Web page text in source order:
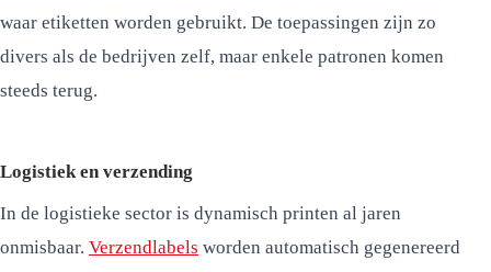
waar etiketten worden gebruikt. De toepassingen zijn zo
divers als de bedrijven zelf, maar enkele patronen komen
steeds terug.
Logistiek en verzending
In de logistieke sector is dynamisch printen al jaren
onmisbaar. Verzendlabels worden automatisch gegenereerd